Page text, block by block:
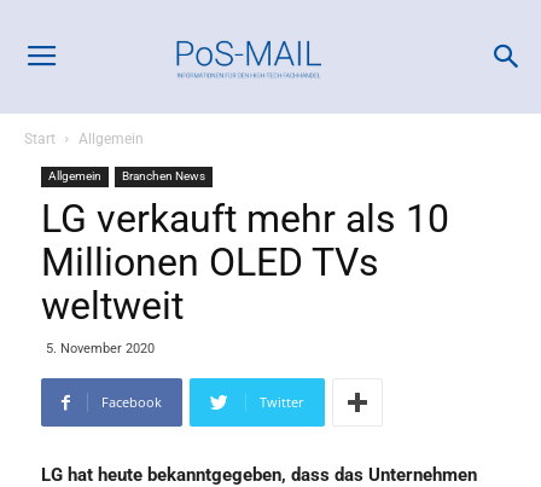
Start Allgemein
Allgemein Branchen News
LG verkauft mehr als 10
Millionen OLED TVs
weltweit
5. November 2020
Facebook Twitter
LG hat heute bekanntgegeben, dass das Unternehmen